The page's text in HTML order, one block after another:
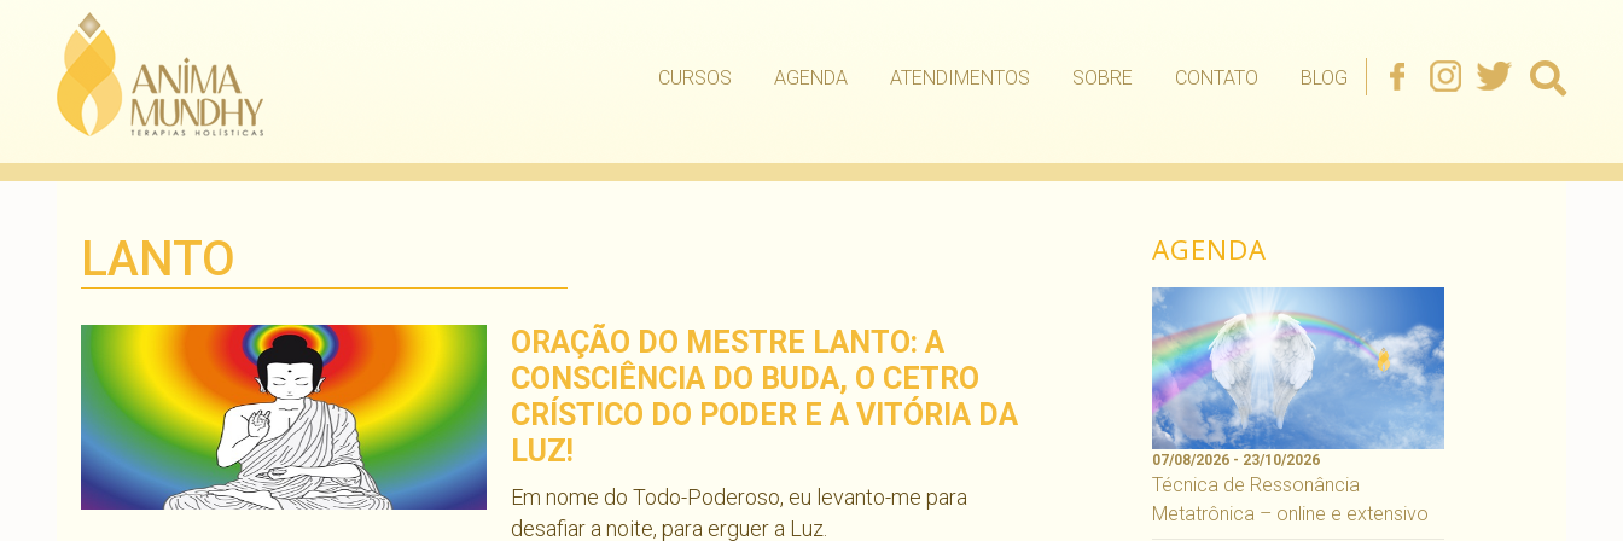
CURSOS AGENDA ATENDIMENTOS SOBRE CONTATO BLOG
LANTO
ORAÇÃO DO MESTRE LANTO: A
CONSCIÊNCIA DO BUDA, O CETRO
CRÍSTICO DO PODER E A VITÓRIA DA
LUZ!
Em nome do Todo-Poderoso, eu levanto-me para
desafiar a noite, para erguer a Luz.
AGENDA
07/08/2026 - 23/10/2026
Técnica de Ressonância
Metatrônica – online e extensivo